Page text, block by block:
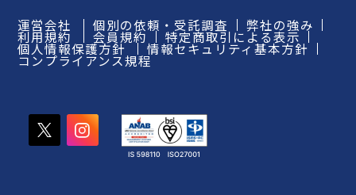
運営会社 個別の依頼・受託調査 弊社の強み
利用規約 会員規約 特定商取引による表示
個人情報保護方針 情報セキュリティ基本方針
コンプライアンス規程